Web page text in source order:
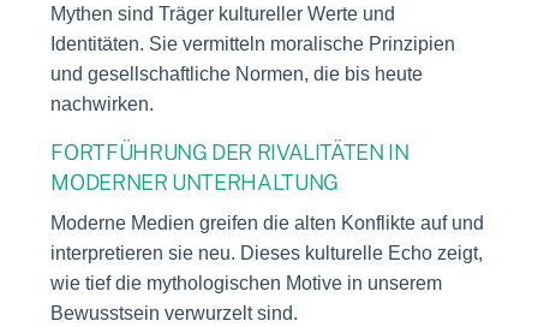
Mythen sind Träger kultureller Werte und
Identitäten. Sie vermitteln moralische Prinzipien
und gesellschaftliche Normen, die bis heute
nachwirken.
FORTFÜHRUNG DER RIVALITÄTEN IN
MODERNER UNTERHALTUNG
Moderne Medien greifen die alten Konflikte auf und
interpretieren sie neu. Dieses kulturelle Echo zeigt,
wie tief die mythologischen Motive in unserem
Bewusstsein verwurzelt sind.